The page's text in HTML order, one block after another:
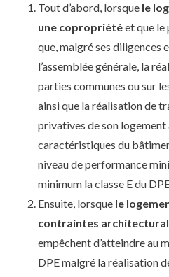
Tout d’abord, lorsque le
une copropriétéet que
que, malgré ses diligences
l’assemblée générale, la
parties communes ou sur
ainsi que la réalisation de
privatives de son logement
caractéristiques du
niveau de performance
minimum la classe E du
Ensuite, lorsque le
contraintes
empêchent d’atteindre au
DPE malgré la réalisation